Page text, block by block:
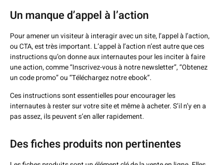
Un manque d’appel à l’action
Pour amener un visiteur à interagir avec un site, l’appel à l’action,
ou CTA, est très important. L’appel à l’action n’est autre que ces
instructions qu’on donne aux internautes pour les inciter à faire
une action, comme “Inscrivez-vous à notre newsletter”, “Obtenez
un code promo” ou “Téléchargez notre ebook”.
Ces instructions sont essentielles pour encourager les
internautes à rester sur votre site et même à acheter. S’il n’y en a
pas assez, ils peuvent s’en aller rapidement.
Des fiches produits non pertinentes